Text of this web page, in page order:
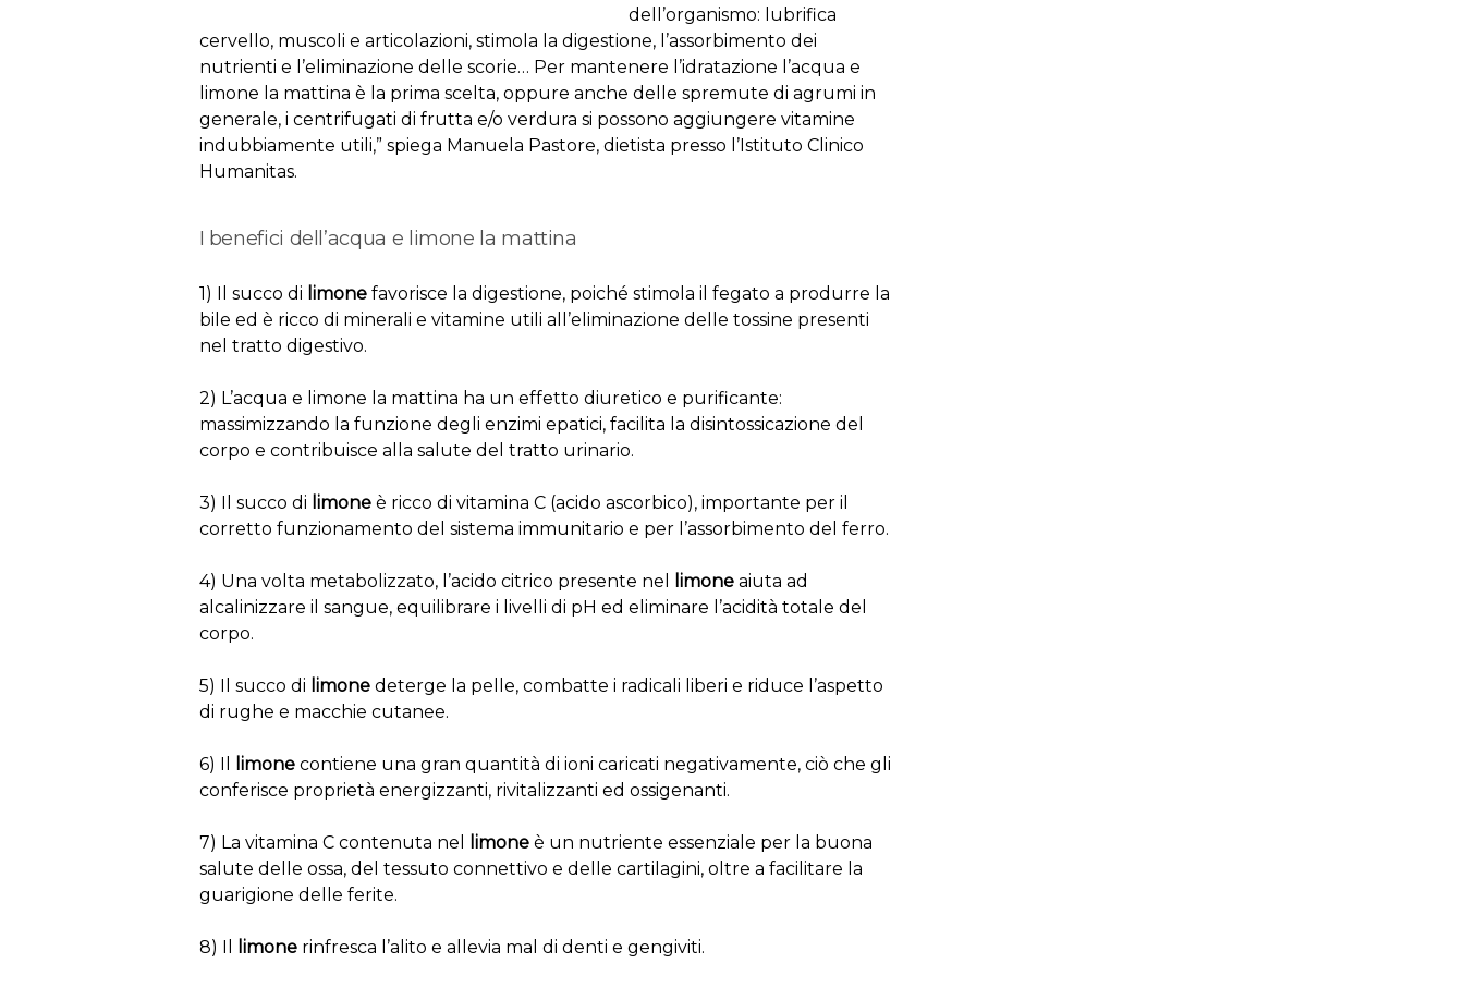
dell’organismo: lubrifica
cervello, muscoli e articolazioni, stimola la digestione, l’assorbimento dei
nutrienti e l’eliminazione delle scorie… Per mantenere l’idratazione l’acqua e
limone la mattina è la prima scelta, oppure anche delle spremute di agrumi in
generale, i centrifugati di frutta e/o verdura si possono aggiungere vitamine
indubbiamente utili,” spiega Manuela Pastore, dietista presso l’Istituto Clinico
Humanitas.
I benefici dell’acqua e limone la mattina
1) Il succo di limonefavorisce la digestione, poiché stimola il fegato a produrre la
bile ed è ricco di minerali e vitamine utili all’eliminazione delle tossine presenti
nel tratto digestivo.
2) L’acqua e limone la mattina ha un effetto diuretico e purificante:
massimizzando la funzione degli enzimi epatici, facilita la disintossicazione del
corpo e contribuisce alla salute del tratto urinario.
3) Il succo di limoneè ricco di vitamina C (acido ascorbico), importante per il
corretto funzionamento del sistema immunitario e per l’assorbimento del ferro.
4) Una volta metabolizzato, l’acido citrico presente nel limoneaiuta ad
alcalinizzare il sangue, equilibrare i livelli di pH ed eliminare l’acidità totale del
corpo.
5) Il succo di limonedeterge la pelle, combatte i radicali liberi e riduce l’aspetto
di rughe e macchie cutanee.
6) Il limonecontiene una gran quantità di ioni caricati negativamente, ciò che gli
conferisce proprietà energizzanti, rivitalizzanti ed ossigenanti.
7) La vitamina C contenuta nel limoneè un nutriente essenziale per la buona
salute delle ossa, del tessuto connettivo e delle cartilagini, oltre a facilitare la
guarigione delle ferite.
8) Il limonerinfresca l’alito e allevia mal di denti e gengiviti.